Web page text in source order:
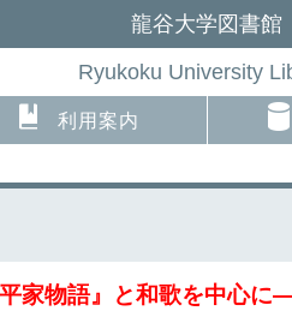
龍谷大学図書館
Ryukoku University
利用案内
家物語』と和歌を中心に